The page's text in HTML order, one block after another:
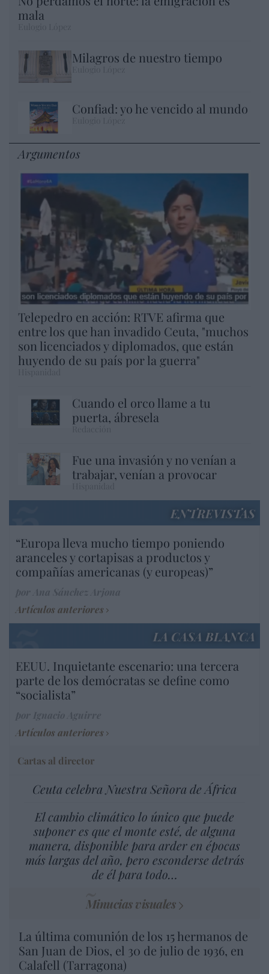
mala
Milagros de nuestro tiempo
Confiad: yo he vencido al mundo
Argumentos
Telepedro en acción: RTVE afirma que
entre los que han invadido Ceuta, "muchos
son licenciados y diplomados, que están
huyendo de su país por la guerra"
Cuando el orco llame a tu
puerta, ábresela
Fue una invasión y no venían a
trabajar, venían a provocar
ENTREVISTAS
“Europa lleva mucho tiempo poniendo
aranceles y cortapisas a productos y
compañías americanas (y europeas)”
Artículos anteriores
LA CASA BLANCA
EEUU. Inquietante escenario: una tercera
parte de los demócratas se define como
“socialista”
Artículos anteriores
Cartas al director
Ceuta celebra Nuestra Señora de África
El cambio climático lo único que puede
suponer es que el monte esté, de alguna
manera, disponible para arder en épocas
más largas del año, pero esconderse detrás
de él para todo…
Minucias visuales
La última comunión de los 15 hermanos de
San Juan de Dios, el 30 de julio de 1936, en
Calafell (Tarragona)